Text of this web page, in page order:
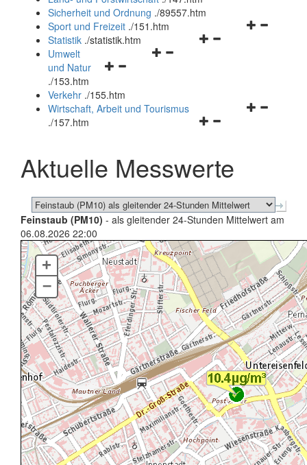
schließen
Sicherheit und Ordnung ./89557.htm
Navigationsmenü
Sport und Freizeit ./151.htm
Navigationsmenü
Statistik ./statistik.htm
Navigationsmenü
und
schließen
Umwelt
und Natur
./153.htm
Verkehr ./155.htm
Navigationsmenü
schließen
Wirtschaft, Arbeit und Tourismus
./157.htm
Aktuelle Messwerte
Feinstaub (PM10) - als gleitender 24-Stunden Mittelwert am
06.08.2026 22:00
+
–